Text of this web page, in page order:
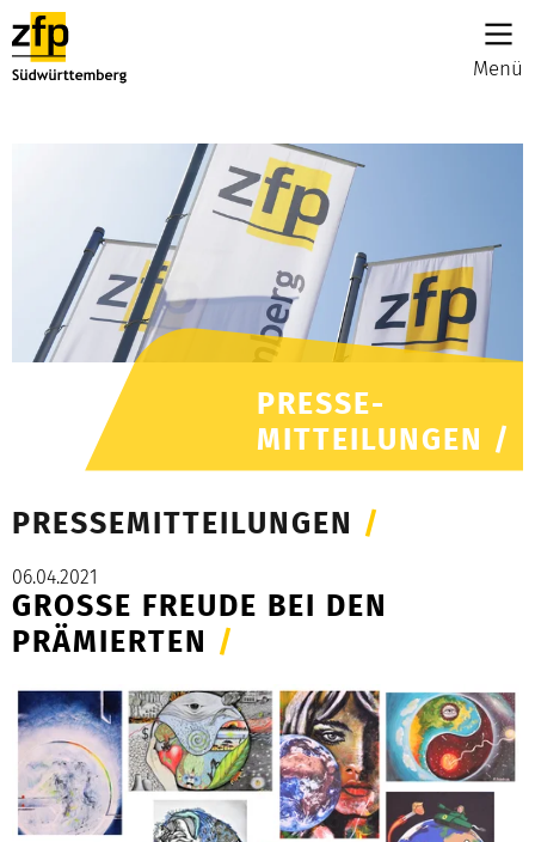
Menü
PRESSE-
MITTEILUNGEN /
PRESSEMITTEILUNGEN /
06.04.2021
GROSSE FREUDE BEI DEN P
RÄMIERTEN /